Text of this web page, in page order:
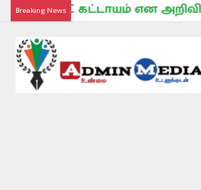
Breaking News
கட்டாயம் என அறிவிப்பு